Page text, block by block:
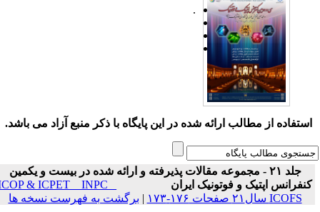
.
استفاده از مطالب ارائه شده در این پایگاه با ذکر منبع آزاد می باشد.
جلد ۲۱ - مجموعه مقالات پذیرفته و ارائه شده در بیست و یکمین
کنفرانس اپتیک و فوتونیک ایران
ICOP & ICPET _ INPC _
ICOFS سال۲۱ صفحات ۱۷۶-۱۷۳
| برگشت به فهرست نسخه ها